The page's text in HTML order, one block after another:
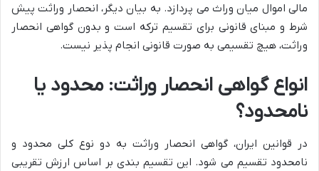
مالی اموال میان وراث می پردازد. به بیان دیگر، انحصار وراثت پیش
شرط و مبنای قانونی برای تقسیم ترکه است و بدون گواهی انحصار
وراثت، هیچ تقسیمی به صورت قانونی انجام پذیر نیست.
انواع گواهی انحصار وراثت: محدود یا
نامحدود؟
در قوانین ایران، گواهی انحصار وراثت به دو نوع کلی محدود و
نامحدود تقسیم می شود. این تقسیم بندی بر اساس ارزش تقریبی